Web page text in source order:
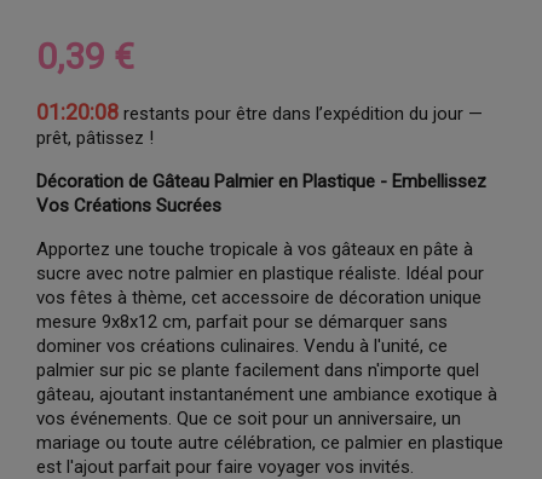
0,39 €
01:20:08 restants pour être dans l’expédition du jour —
prêt, pâtissez !
Décoration de Gâteau Palmier en Plastique - Embellissez
Vos Créations Sucrées
Apportez une touche tropicale à vos gâteaux en pâte à
sucre avec notre palmier en plastique réaliste. Idéal pour
vos fêtes à thème, cet accessoire de décoration unique
mesure 9x8x12 cm, parfait pour se démarquer sans
dominer vos créations culinaires. Vendu à l'unité, ce
palmier sur pic se plante facilement dans n'importe quel
gâteau, ajoutant instantanément une ambiance exotique à
vos événements. Que ce soit pour un anniversaire, un
mariage ou toute autre célébration, ce palmier en plastique
est l'ajout parfait pour faire voyager vos invités.